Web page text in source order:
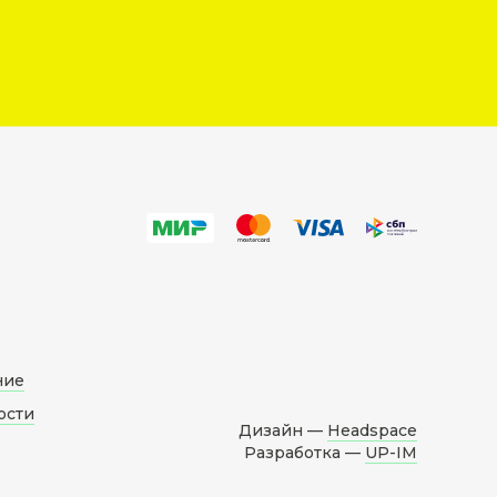
Дизайн — Headspace
Разработка — UP-IM